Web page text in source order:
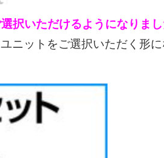
択いただけるようになりまし
ニットをご選択いただく形に